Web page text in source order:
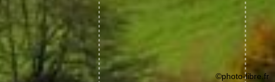
©photo-libre.fr